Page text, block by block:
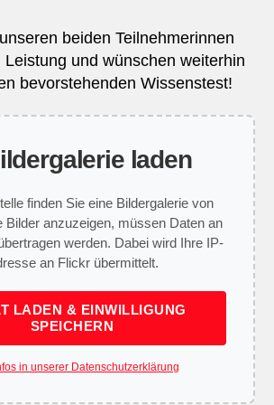
beiden Teilnehmerinnen
und wünschen weiterhin
bevorstehenden Wissenstest!
laden
finden Sie eine Bildergalerie von
Bilder anzuzeigen, müssen Daten an
werden. Dabei wird Ihre IP-
an Flickr übermittelt.
LADEN & EINWILLIGUNG
SPEICHERN
in unserer Datenschutzerklärung